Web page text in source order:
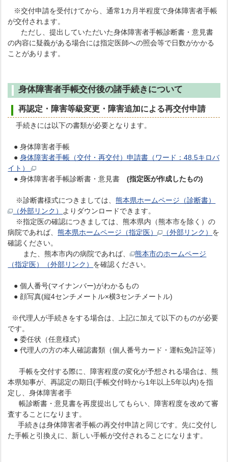
※交付申請を受付けてから、通常1カ月半程度で身体障害者手帳
が交付されます。
ただし、提出していただいた身体障害者手帳診断書・意見書
の内容に疑義がある場合には指定医師への照会等で日数がかかる
ことがあります。
身体障害者手帳交付後の諸手続きについて
再認定・障害等級変更・障害追加による再交付申請
手続きには以下の書類が必要となります。
● 身体障害者手帳
●身体障害者手帳（交付・再交付）申請書（ワード：48.5キロバ
イト）
● 身体障害者手帳診断書・意見書(指定医が作成したもの)
※診断書様式につきましては、熊本県ホームページ（診断書）
（外部リンク） よりダウンロードできます。
※指定医の確認につきましては、熊本県内（熊本市を除く）の
病院であれば、熊本県ホームページ（指定医） （外部リンク） を
確認ください。
また、熊本市内の病院であれば、
熊本市のホームページ
（指定医）（外部リンク） を確認ください。
● 個人番号(マイナンバー)がわかるもの
● 顔写真(縦4センチメートル×横3センチメートル)
※代理人が手続きをする場合は、上記に加えて以下のものが必要
です。
● 委任状（任意様式）
● 代理人の方の本人確認書類（個人番号カード・運転免許証等）
手帳を交付する際に、障害程度の変化が予想される場合は、熊
本県知事が、再認定の期日(手帳交付時から1年以上5年以内)を指
定し、身体障害者手
帳診断書・意見書を再度提出してもらい、障害程度を改めて審
査することになります。
手続きは身体障害者手帳の再交付申請と同じです。先に交付し
た手帳と引換えに、新しい手帳が交付されることになります。